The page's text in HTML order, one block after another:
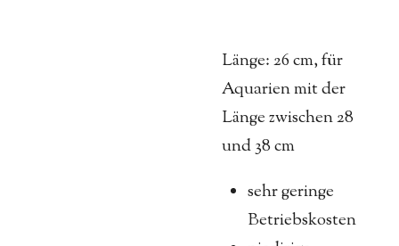
Länge: 26 cm, für
Aquarien mit der
Länge zwischen 28
und 38 cm
sehr geringe
Betriebskosten